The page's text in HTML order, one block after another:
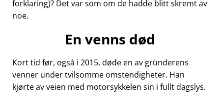
forklaring)? Det var som om de hadde blitt skremt av
noe.
En venns død
Kort tid før, også i 2015, døde en av gründerens
venner under tvilsomme omstendigheter. Han
kjørte av veien med motorsykkelen sin i fullt dagslys.